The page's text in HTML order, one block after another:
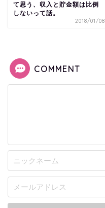
て思う、収入と貯金額は比例
しないって話。
2018/01/08
COMMENT